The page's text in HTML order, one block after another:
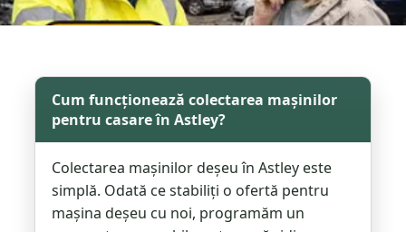
Cum funcționează colectarea mașinilor
pentru casare în Astley?
Colectarea mașinilor deșeu în Astley este
simplă. Odată ce stabiliți o ofertă pentru
mașina deșeu cu noi, programăm un